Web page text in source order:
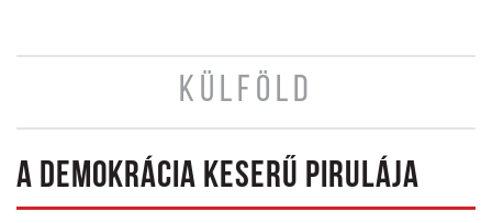
KÜLFÖLD
A DEMOKRÁCIA KESERŰ PIRULÁJA